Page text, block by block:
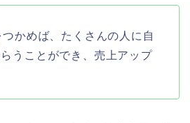
かめば、たくさんの人に自
うことができ、売上アップ